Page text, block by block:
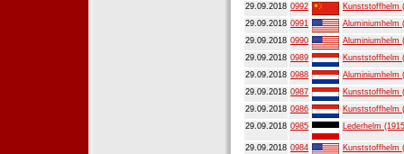
29.09.2018 0992
Kunststoffhelm
29.09.2018 0991
Aluminiumhelm
29.09.2018 0990
Aluminiumhelm
29.09.2018 0989
Kunststoffhelm
29.09.2018 0988
Aluminiumhelm
29.09.2018 0987
Kunststoffhelm
29.09.2018 0986
Kunststoffhelm
29.09.2018 0985 Lederhelm
29.09.2018 0984
Kunststoffhelm